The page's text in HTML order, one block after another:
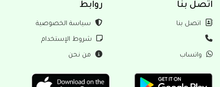
بنا
بنا سياسة الخصوصية
شروط الإستخدام
من نحن